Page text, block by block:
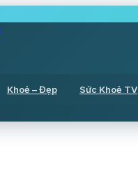
Khoẻ – Đẹp Sức Khoẻ TV